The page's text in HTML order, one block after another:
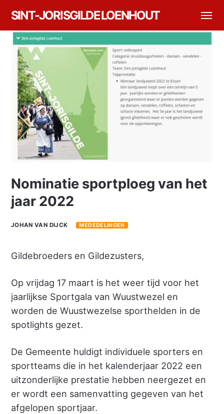
SINT-JORISGILDE LOENHOUT
Nominatie sportploeg van het
jaar 2022
JOHAN VAN DIJCK MEDEDELINGEN
Gildebroeders en Gildezusters,
Op vrijdag 17 maart is het weer tijd voor het
jaarlijkse Sportgala van Wuustwezel en
worden de Wuustwezelse sporthelden in de
spotlights gezet.
De Gemeente huldigt individuele sporters en
sportteams die in het kalenderjaar 2022 een
uitzonderlijke prestatie hebben neergezet en
er wordt een samenvatting gegeven van het
afgelopen sportjaar.